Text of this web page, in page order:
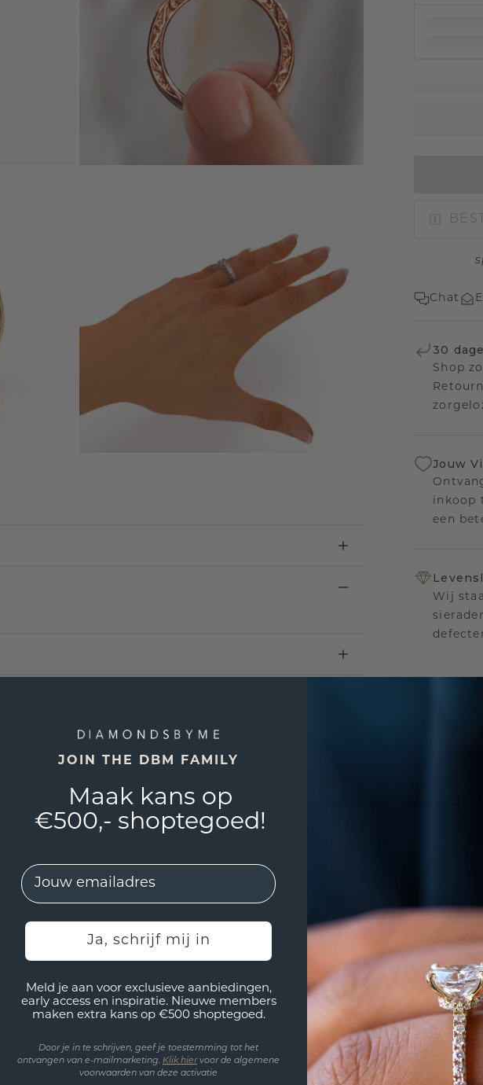
Chat
30
Shop
Jouw
inkoop
een
Wij
Wil jij
JOIN THE DBM FAMILY
Maak kans op
€500,- shoptegoed!
EMail
Ja, schrijf mij in
Meld je aan voor exclusieve aanbiedingen,
early access en inspiratie. Nieuwe members
maken extra kans op €500 shoptegoed.
Door je in te schrijven, geef je toestemming tot het
ontvangen van e-mailmarketing. Klik hiervoor de algemene
voorwaarden van deze activatie